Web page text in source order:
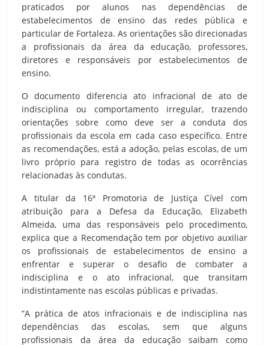
praticados por alunos nas dependências de
estabelecimentos de ensino das redes pública e
particular de Fortaleza. As orientações são direcionadas
a profissionais da área da educação, professores,
diretores e responsáveis por estabelecimentos de
ensino.
O documento diferencia ato infracional de ato de
indisciplina ou comportamento irregular, trazendo
orientações sobre como deve ser a conduta dos
profissionais da escola em cada caso específico. Entre
as recomendações, está a adoção, pelas escolas, de um
livro próprio para registro de todas as ocorrências
relacionadas às condutas.
A titular da 16ª Promotoria de Justiça Cível com
atribuição para a Defesa da Educação, Elizabeth
Almeida, uma das responsáveis pelo procedimento,
explica que a Recomendação tem por objetivo auxiliar
os profissionais de estabelecimentos de ensino a
enfrentar e superar o desafio de combater a
indisciplina e o ato infracional, que transitam
indistintamente nas escolas públicas e privadas.
“A prática de atos infracionais e de indisciplina nas
dependências das escolas, sem que alguns
profissionais da área da educação saibam como